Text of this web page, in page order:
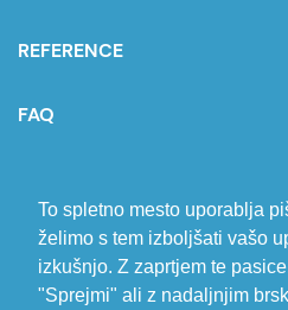
To spletno mesto uporablja
želimo s tem izboljšati vašo
izkušnjo. Z zaprtjem te
"Sprejmi" ali z nadaljnjim
REFERENCE
FAQ
Varovanje osebnih podatkov